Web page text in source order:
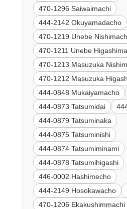
470-1296 Saiwaimachi
444-2142 Okuyamadacho
470-1219 Unebe
470-1211 Unebe
470-1213 Masuzuka
470-1212 Masuzuka
444-0848 Mukaiyamacho
444-0873 Tatsumidai
444-0879 Tatsuminaka
444-0875 Tatsuminishi
444-0874 Tatsumiminami
444-0878 Tatsumihigashi
446-0002 Hashimecho
444-2149 Hosokawacho
470-1206 Ekakushimmachi